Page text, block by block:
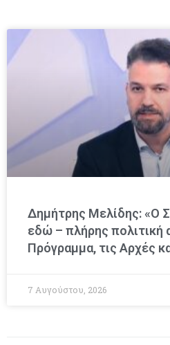
Δημήτρης Μελίδης: «Ο
εδώ – πλήρης πολιτική
Πρόγραμμα, τις Αρχές
7 Αυγούστου, 2026